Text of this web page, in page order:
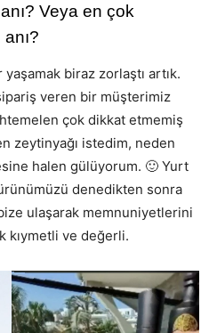
Veya en çok
biraz zorlaştı artık.
veren bir müşterimiz
çok dikkat etmemiş
zeytinyağı istedim, neden
halen gülüyorum. 🙂 Yurt
ürünümüzü denedikten sonra
ulaşarak memnuniyetlerini
kıymetli ve değerli.